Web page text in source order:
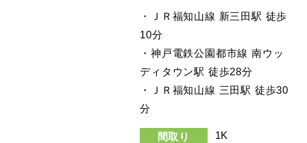
・ＪＲ福知山線 新三田駅 徒歩
10分
・神戸電鉄公園都市線 南ウッ
ディタウン駅 徒歩28分
・ＪＲ福知山線 三田駅 徒歩30
分
間取り 1K